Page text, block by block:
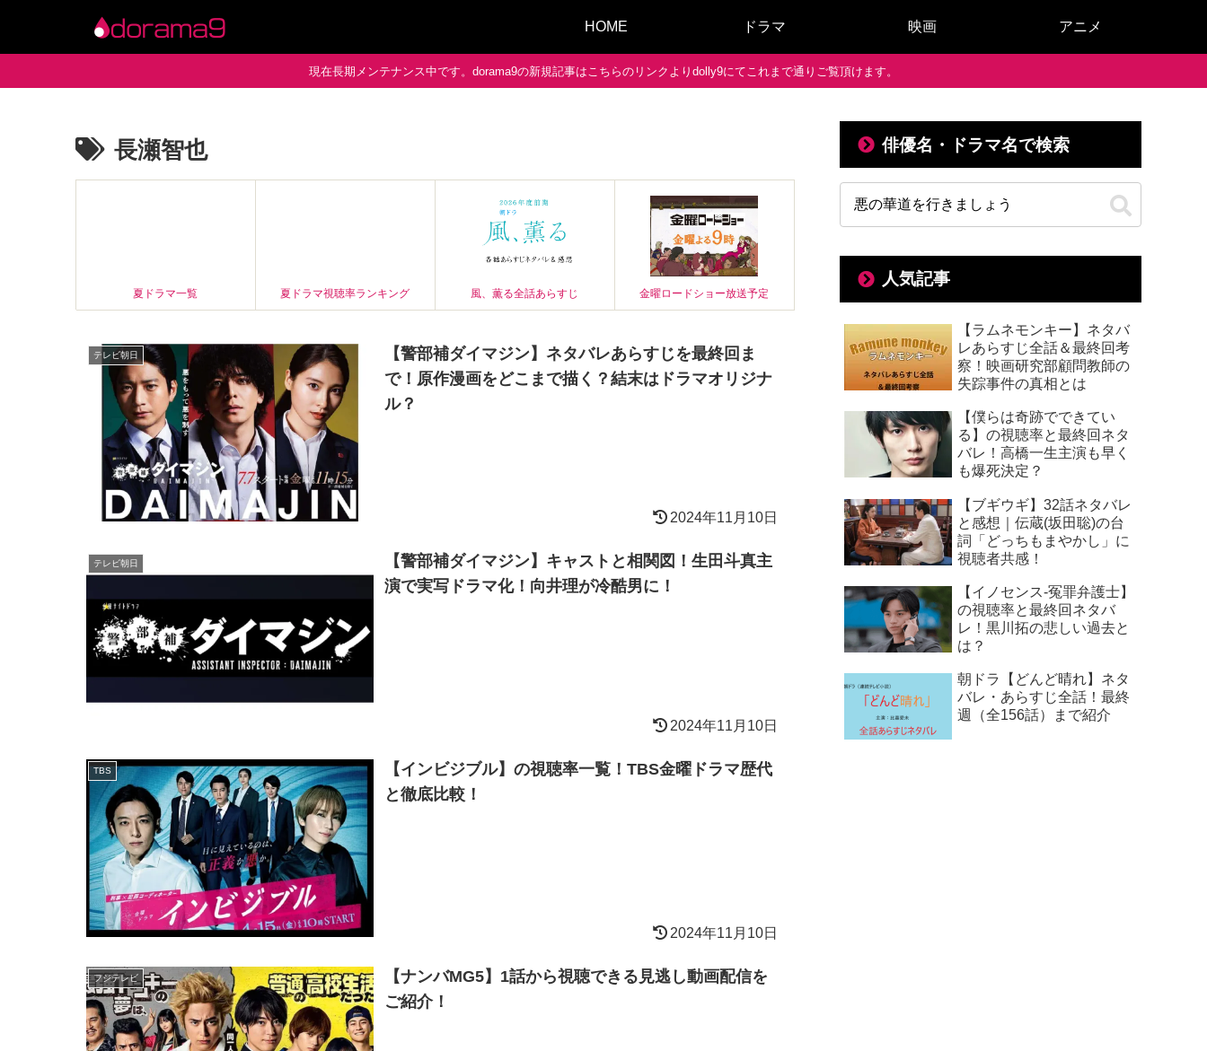
HOME ドラマ 映画 アニメ
現在長期メンテナンス中です。dorama9の新規記事はこちらのリンクよりdolly9にてこれまで通りご覧頂けます。
長瀬智也
夏ドラマ一覧 夏ドラマ視聴率ランキング 風、薫る全話あらすじ 金曜ロードショー放送予定
テレビ朝日
【警部補ダイマジン】ネタバレあらすじを最終回ま
で！原作漫画をどこまで描く？結末はドラマオリジナ
ル？
2024年11月10日
テレビ朝日
【警部補ダイマジン】キャストと相関図！生田斗真主
演で実写ドラマ化！向井理が冷酷男に！
2024年11月10日
TBS
【インビジブル】の視聴率一覧！TBS金曜ドラマ歴代
と徹底比較！
2024年11月10日
フジテレビ
【ナンバMG5】1話から視聴できる見逃し動画配信を
ご紹介！
俳優名・ドラマ名で検索
人気記事
【ラムネモンキー】ネタバ
レあらすじ全話＆最終回考
察！映画研究部顧問教師の
失踪事件の真相とは
【僕らは奇跡でできてい
る】の視聴率と最終回ネタ
バレ！高橋一生主演も早く
も爆死決定？
【ブギウギ】32話ネタバレ
と感想｜伝蔵(坂田聡)の台
詞「どっちもまやかし」に
視聴者共感！
【イノセンス-冤罪弁護士】
の視聴率と最終回ネタバ
レ！黒川拓の悲しい過去と
は？
朝ドラ【どんど晴れ】ネタ
バレ・あらすじ全話！最終
週（全156話）まで紹介